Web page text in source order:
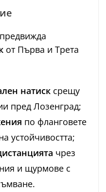
от Първа и Трета
натиск срещу
пред Лозенград;
по фланговете
устойчивостта;
чрез
и щурмове с